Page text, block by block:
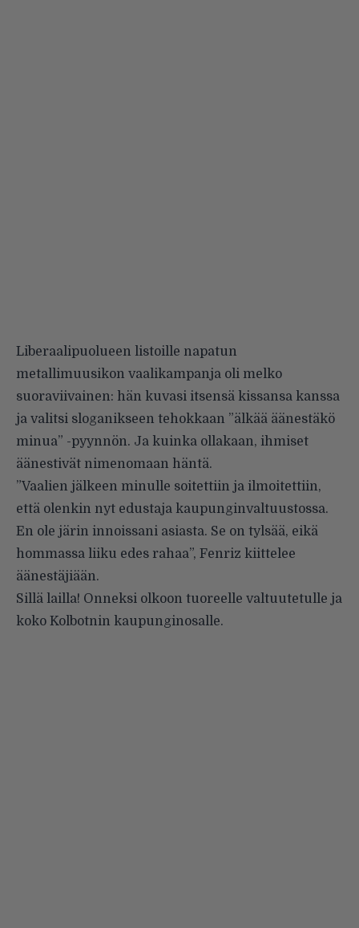
Liberaalipuolueen listoille napatun
metallimuusikon vaalikampanja oli melko
suoraviivainen: hän kuvasi itsensä kissansa kanssa
ja valitsi sloganikseen tehokkaan ”älkää äänestäkö
minua” -pyynnön. Ja kuinka ollakaan, ihmiset
äänestivät nimenomaan häntä.
”Vaalien jälkeen minulle soitettiin ja ilmoitettiin,
että olenkin nyt edustaja kaupunginvaltuustossa.
En ole järin innoissani asiasta. Se on tylsää, eikä
hommassa liiku edes rahaa”, Fenriz kiittelee
äänestäjiään.
Sillä lailla! Onneksi olkoon tuoreelle valtuutetulle ja
koko Kolbotnin kaupunginosalle.